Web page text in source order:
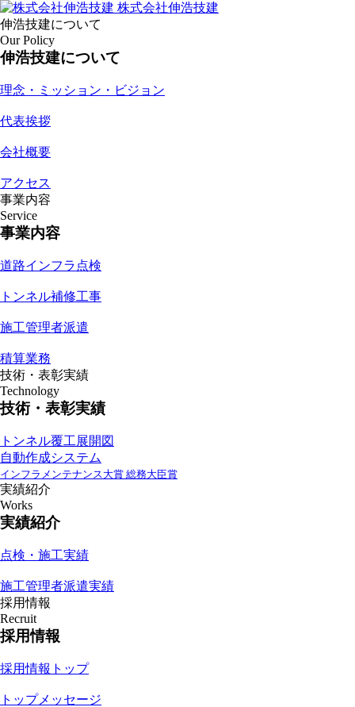
株式会社伸浩技建
伸浩技建について
Our Policy
伸浩技建について
理念・ミッション・ビジョン
代表挨拶
会社概要
アクセス
事業内容
Service
事業内容
道路インフラ点検
トンネル補修工事
施工管理者派遣
積算業務
技術・表彰実績
Technology
技術・表彰実績
トンネル覆工展開図
自動作成システム
インフラメンテナンス大賞 総務大臣賞
実績紹介
Works
実績紹介
点検・施工実績
施工管理者派遣実績
採用情報
Recruit
採用情報
採用情報トップ
トップメッセージ